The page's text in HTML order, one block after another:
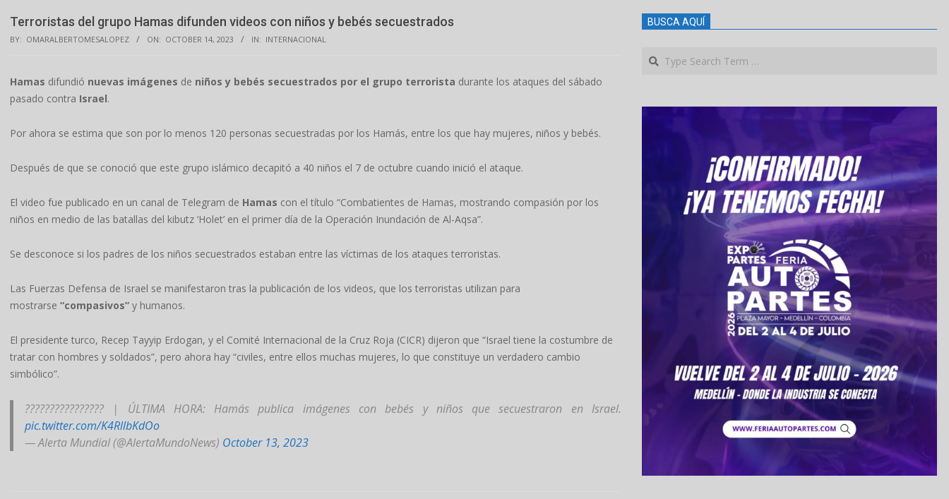
Terroristas del grupo Hamas difunden videos con niños y bebés secuestrados
BY: OMARALBERTOMESALOPEZ ON: OCTOBER 14, 2023 IN: INTERNACIONAL
Hamas difundió nuevas imágenes de niños y bebés secuestrados por el grupo terrorista durante los ataques del sábado
pasado contra Israel.
Por ahora se estima que son por lo menos 120 personas secuestradas por los Hamás, entre los que hay mujeres, niños y bebés.
Después de que se conoció que este grupo islámico decapitó a 40 niños el 7 de octubre cuando inició el ataque.
El video fue publicado en un canal de Telegram de Hamas con el título “Combatientes de Hamas, mostrando compasión por los
niños en medio de las batallas del kibutz ‘Holet’ en el primer día de la Operación Inundación de Al-Aqsa”.
Se desconoce si los padres de los niños secuestrados estaban entre las víctimas de los ataques terroristas.
Las Fuerzas Defensa de Israel se manifestaron tras la publicación de los videos, que los terroristas utilizan para
mostrarse “compasivos” y humanos.
El presidente turco, Recep Tayyip Erdogan, y el Comité Internacional de la Cruz Roja (CICR) dijeron que “Israel tiene la costumbre de
tratar con hombres y soldados”, pero ahora hay “civiles, entre ellos muchas mujeres, lo que constituye un verdadero cambio
simbólico”.
???????????????? | ÚLTIMA HORA: Hamás publica imágenes con bebés y niños que secuestraron en Israel.
pic.twitter.com/K4RllbKdOo
— Alerta Mundial (@AlertaMundoNews) October 13, 2023
BUSCA AQUÍ
Search